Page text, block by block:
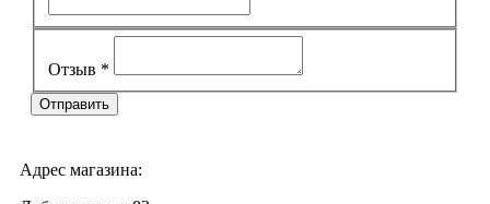
Отзыв *
Адрес магазина: